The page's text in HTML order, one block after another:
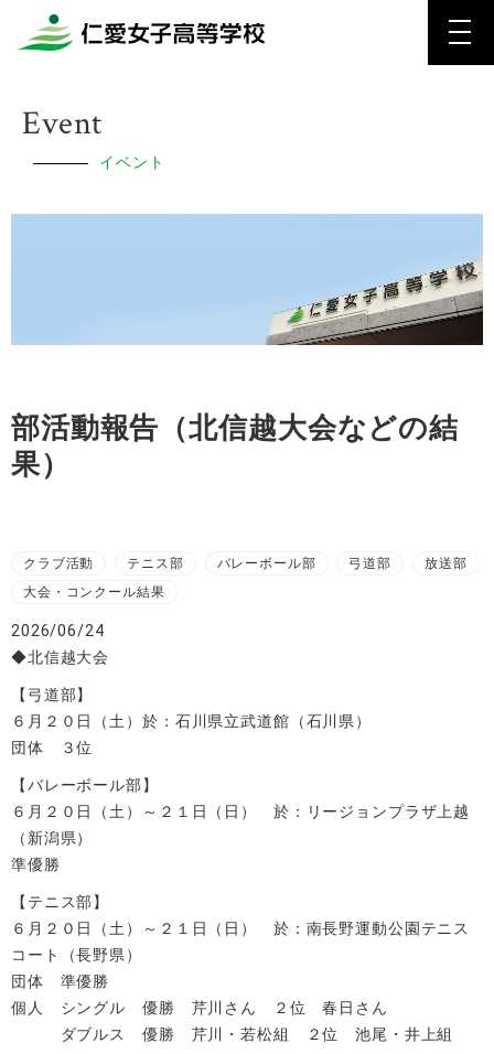
Event
イベント
部活動報告（北信越大会などの結
果）
クラブ活動 テニス部 バレーボール部 弓道部
放送部
大会・コンクール結果
2026/06/24
◆北信越大会
【弓道部】
６月２０日（土）於：石川県立武道館（石川県）
団体 ３位
【バレーボール部】
６月２０日（土）～２１日（日） 於：リージョンプラザ上越
（新潟県）
準優勝
【テニス部】
６月２０日（土）～２１日（日） 於：南長野運動公園テニス
コート（長野県）
団体 準優勝
個人 シングル 優勝 芹川さん ２位 春日さん
ダブルス 優勝 芹川・若松組 ２位 池尾・井上組